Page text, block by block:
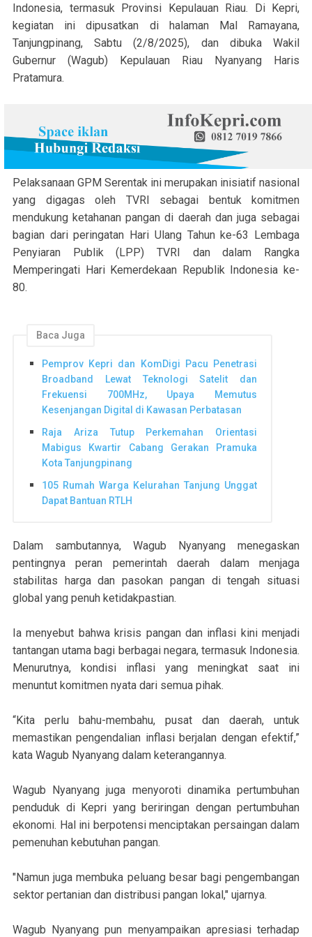
Indonesia, termasuk Provinsi Kepulauan Riau. Di Kepri,
kegiatan ini dipusatkan di halaman Mal Ramayana,
Tanjungpinang, Sabtu (2/8/2025), dan dibuka Wakil
Gubernur (Wagub) Kepulauan Riau Nyanyang Haris
Pratamura.
Pelaksanaan GPM Serentak ini merupakan inisiatif nasional
yang digagas oleh TVRI sebagai bentuk komitmen
mendukung ketahanan pangan di daerah dan juga sebagai
bagian dari peringatan Hari Ulang Tahun ke-63 Lembaga
Penyiaran Publik (LPP) TVRI dan dalam Rangka
Memperingati Hari Kemerdekaan Republik Indonesia ke-
80.
Baca Juga
Pemprov Kepri dan KomDigi Pacu Penetrasi
Broadband Lewat Teknologi Satelit dan
Frekuensi 700MHz, Upaya Memutus
Kesenjangan Digital di Kawasan Perbatasan
Raja Ariza Tutup Perkemahan Orientasi
Mabigus Kwartir Cabang Gerakan Pramuka
Kota Tanjungpinang
105 Rumah Warga Kelurahan Tanjung Unggat
Dapat Bantuan RTLH
Dalam sambutannya, Wagub Nyanyang menegaskan
pentingnya peran pemerintah daerah dalam menjaga
stabilitas harga dan pasokan pangan di tengah situasi
global yang penuh ketidakpastian.
Ia menyebut bahwa krisis pangan dan inflasi kini menjadi
tantangan utama bagi berbagai negara, termasuk Indonesia.
Menurutnya, kondisi inflasi yang meningkat saat ini
menuntut komitmen nyata dari semua pihak.
“Kita perlu bahu-membahu, pusat dan daerah, untuk
memastikan pengendalian inflasi berjalan dengan efektif,”
kata Wagub Nyanyang dalam keterangannya.
Wagub Nyanyang juga menyoroti dinamika pertumbuhan
penduduk di Kepri yang beriringan dengan pertumbuhan
ekonomi. Hal ini berpotensi menciptakan persaingan dalam
pemenuhan kebutuhan pangan.
"Namun juga membuka peluang besar bagi pengembangan
sektor pertanian dan distribusi pangan lokal," ujarnya.
Wagub Nyanyang pun menyampaikan apresiasi terhadap